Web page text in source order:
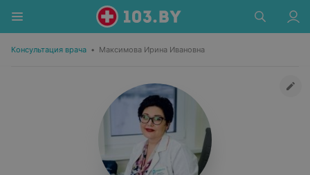
Консультация врача • Максимова Ирина Ивановна